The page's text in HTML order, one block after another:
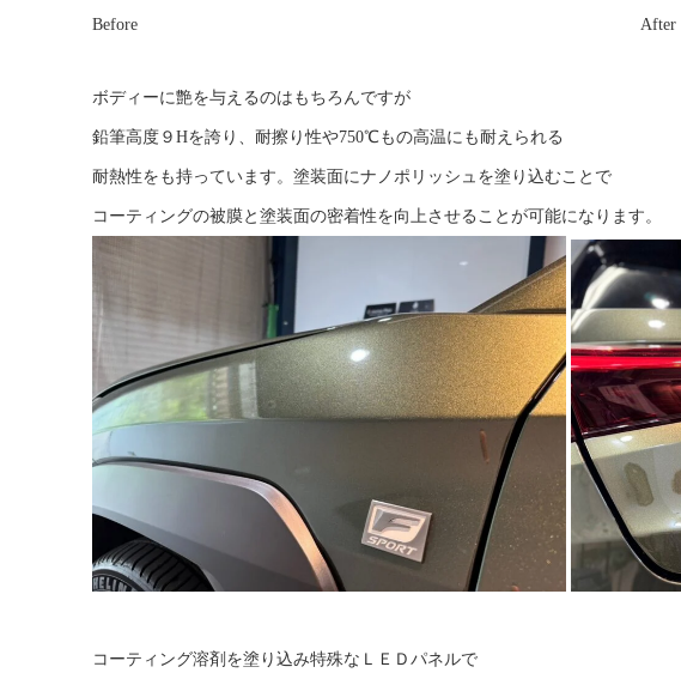
Before After
ボディーに艶を与えるのはもちろんですが
鉛筆高度９Hを誇り、耐擦り性や750℃もの高温にも耐えられる
耐熱性をも持っています。塗装面にナノポリッシュを塗り込むことで
コーティングの被膜と塗装面の密着性を向上させることが可能になります。
コーティング溶剤を塗り込み特殊なＬＥＤパネルで